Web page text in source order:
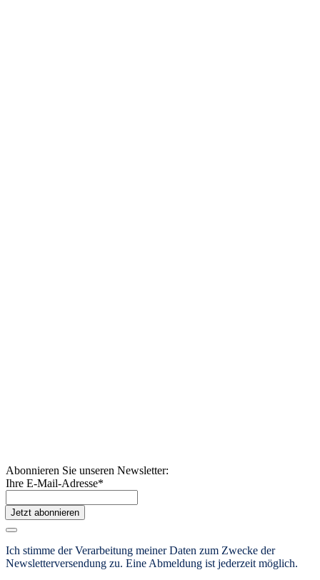
Abonnieren Sie unseren Newsletter:
Ihre E-Mail-Adresse*
Jetzt abonnieren
Ich stimme der Verarbeitung meiner Daten zum Zwecke der
Newsletterversendung zu. Eine Abmeldung ist jederzeit möglich.